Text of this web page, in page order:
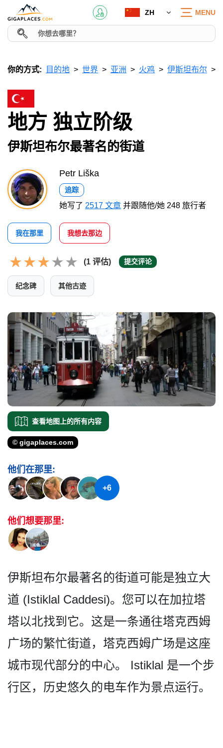
ZH MENU
你的方式: 目的地 世界 亚洲 火鸡 伊斯坦布尔
地方 独立阶级
伊斯坦布尔最著名的街道
Petr Liška
追踪
她写了 2517 文章 并跟随他/她 248 旅行者
我在那里 我想去那边
(1 评估) 提交评论
纪念碑 其他古迹
查看地图上的所有内容
© gigaplaces.com
他们在那里:
+6
他们想要那里:
伊斯坦布尔最著名的街道可能是独立大
道 (Istiklal Caddesi)。您可以在加拉塔
塔­以北找到它。这是一条通往塔克西姆
广场的繁忙街道，­塔克西姆广场是这座
城市现代部分的中心。 Istiklal 是一个步
行区，历史悠久的电­车作为景点运行。